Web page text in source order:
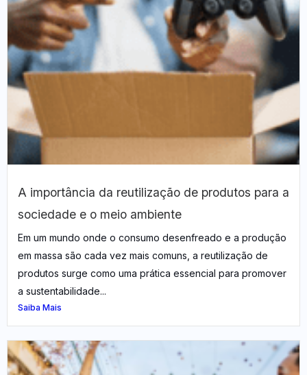
A importância da reutilização de produtos para a
sociedade e o meio ambiente​
Em um mundo onde o consumo desenfreado e a produção
em massa são cada vez mais comuns, a reutilização de
produtos surge como uma prática essencial para promover
a sustentabilidade...
Saiba Mais